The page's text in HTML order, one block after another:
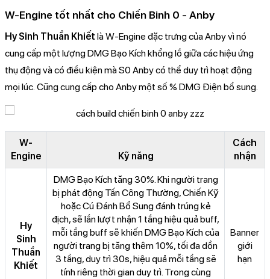
W-Engine tốt nhất cho Chiến Binh 0 - Anby
Hy Sinh Thuần Khiết là W-Engine đặc trưng của Anby vì nó
cung cấp một lượng DMG Bạo Kích khổng lồ giữa các hiệu ứng
thụ động và có điều kiện mà S0 Anby có thể duy trì hoạt động
mọi lúc. Cũng cung cấp cho Anby một số % DMG Điện bổ sung.
W-
Engine
Kỹ năng
Cách
nhận
Hy
Sinh
Thuần
Khiết
DMG Bạo Kích tăng 30%. Khi người trang
bị phát động Tấn Công Thường, Chiến Kỹ
hoặc Cú Đánh Bổ Sung đánh trúng kẻ
địch, sẽ lần lượt nhận 1 tầng hiệu quả buff,
mỗi tầng buff sẽ khiến DMG Bạo Kích của
người trang bị tăng thêm 10%, tối đa dồn
3 tầng, duy trì 30s, hiệu quả mỗi tầng sẽ
tính riêng thời gian duy trì. Trong cùng
Banner
giới
hạn